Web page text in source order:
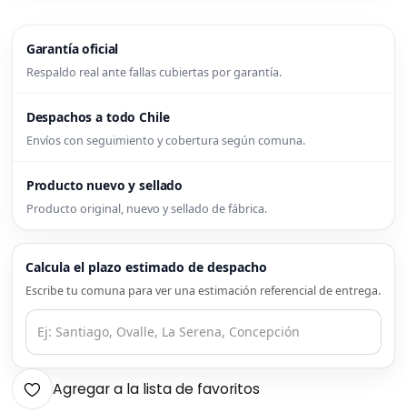
Garantía oficial
Respaldo real ante fallas cubiertas por garantía.
Despachos a todo Chile
Envíos con seguimiento y cobertura según comuna.
Producto nuevo y sellado
Producto original, nuevo y sellado de fábrica.
Calcula el plazo estimado de despacho
Escribe tu comuna para ver una estimación referencial de entrega.
Agregar a la lista de favoritos